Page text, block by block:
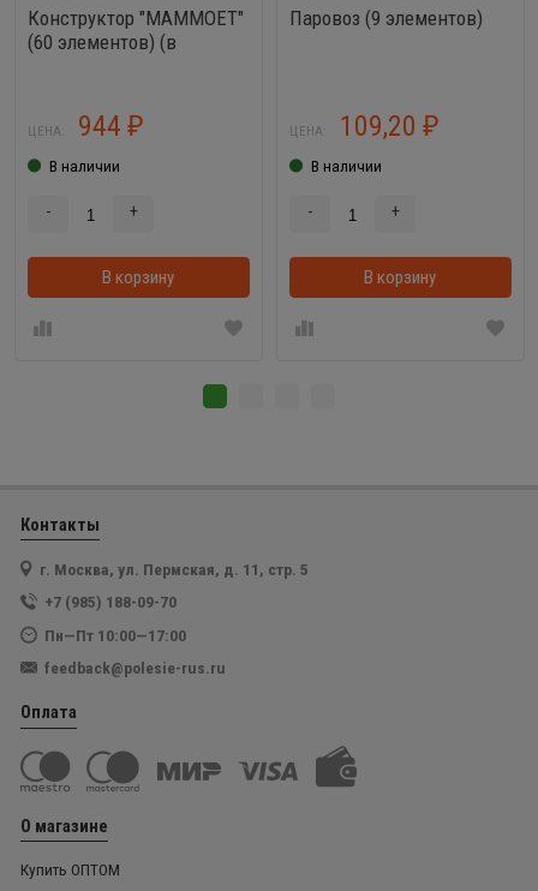
Конструктор "MAMMOET"
(60 элементов) (в
ЦЕНА: 944 ₽
В наличии
- +
В корзину В корзинке
Паровоз (9 элементов)
ЦЕНА: 109,20 ₽
В наличии
- +
В корзину
Контакты
г. Москва, ул. Пермская, д. 11, стр. 5
+7 (985) 188-09-70
Пн—Пт 10:00—17:00
feedback@polesie-rus.ru
Оплата
О магазине
Купить ОПТОМ